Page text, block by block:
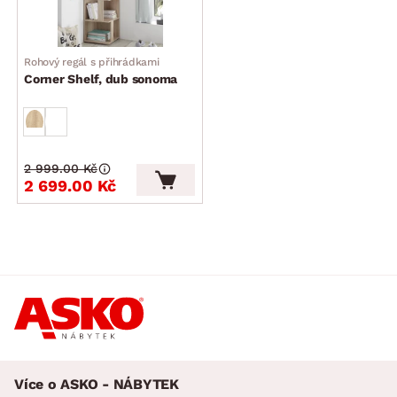
Rohový regál s přihrádkami
Corner Shelf, dub sonoma
2 699.00 Kč
2 999.00 Kč
Více o ASKO - NÁBYTEK